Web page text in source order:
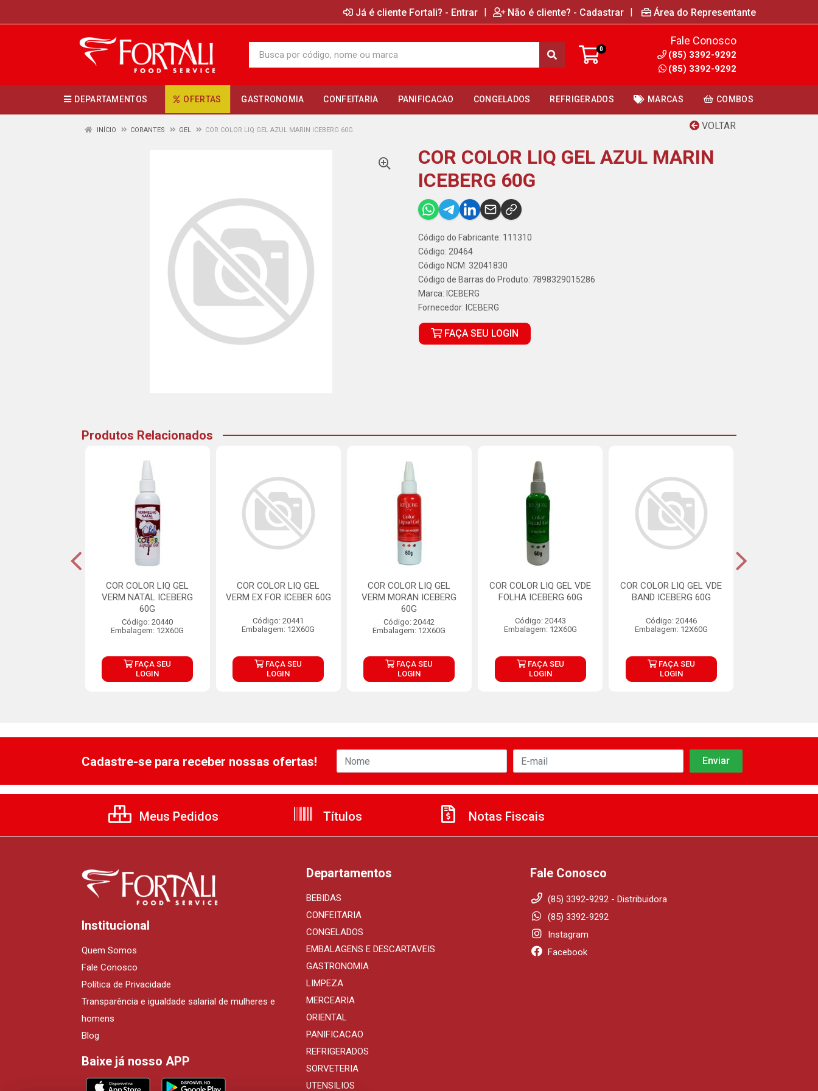
Já é cliente Fortali? - Entrar | Não é cliente? - Cadastrar | Área do Representante
0
Fale Conosco
(85) 3392-9292
(85) 3392-9292
DEPARTAMENTOS OFERTAS GASTRONOMIA CONFEITARIA PANIFICACAO CONGELADOS REFRIGERADOS MARCAS COMBOS
VOLTAR
INÍCIO CORANTES GEL COR COLOR LIQ GEL AZUL MARIN ICEBERG 60G
COR COLOR LIQ GEL AZUL MARIN
ICEBERG 60G
Código do Fabricante: 111310
Código: 20464
Código NCM: 32041830
Código de Barras do Produto: 7898329015286
Marca: ICEBERG
Fornecedor: ICEBERG
FAÇA SEU LOGIN
Produtos Relacionados
COR COLOR LIQ GEL
VERM NATAL ICEBERG
60G
Código: 20440
Embalagem: 12X60G
FAÇA SEU
LOGIN
COR COLOR LIQ GEL
VERM EX FOR ICEBER 60G
Código: 20441
Embalagem: 12X60G
FAÇA SEU
LOGIN
COR COLOR LIQ GEL
VERM MORAN ICEBERG
60G
Código: 20442
Embalagem: 12X60G
FAÇA SEU
LOGIN
COR COLOR LIQ GEL VDE
FOLHA ICEBERG 60G
Código: 20443
Embalagem: 12X60G
FAÇA SEU
LOGIN
COR COLOR LIQ GEL VDE
BAND ICEBERG 60G
Código: 20446
Embalagem: 12X60G
FAÇA SEU
LOGIN
Cadastre-se para receber nossas ofertas!
Meus Pedidos Títulos Notas Fiscais
Institucional
Quem Somos
Fale Conosco
Política de Privacidade
Transparência e igualdade salarial de mulheres e
homens
Blog
Baixe já nosso APP
Departamentos
BEBIDAS
CONFEITARIA
CONGELADOS
EMBALAGENS E DESCARTAVEIS
GASTRONOMIA
LIMPEZA
MERCEARIA
ORIENTAL
PANIFICACAO
REFRIGERADOS
SORVETERIA
UTENSILIOS
Fale Conosco
(85) 3392-9292 - Distribuidora
(85) 3392-9292
Instagram
Facebook